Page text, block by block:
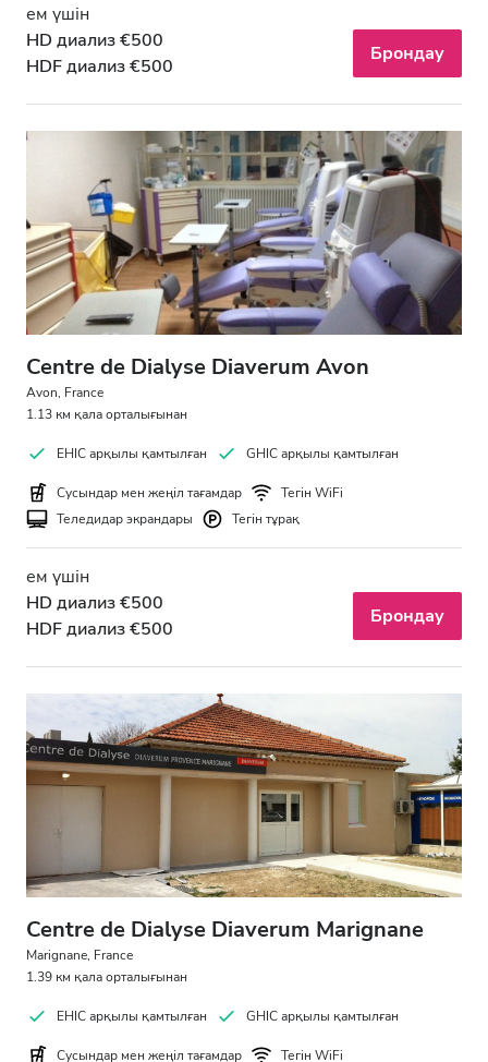
ем үшін
HD диализ €500
HDF диализ €500
Брондау
Centre de Dialyse Diaverum Avon
Avon, France
1.13 км қала орталығынан
EHIC арқылы қамтылған GHIC арқылы қамтылған
Сусындар мен жеңіл тағамдар
Тегін WiFi
Теледидар экрандары
Тегін тұрақ
ем үшін
HD диализ €500
HDF диализ €500
Брондау
Centre de Dialyse Diaverum Marignane
Marignane, France
1.39 км қала орталығынан
EHIC арқылы қамтылған GHIC арқылы қамтылған
Сусындар мен жеңіл тағамдар
Тегін WiFi